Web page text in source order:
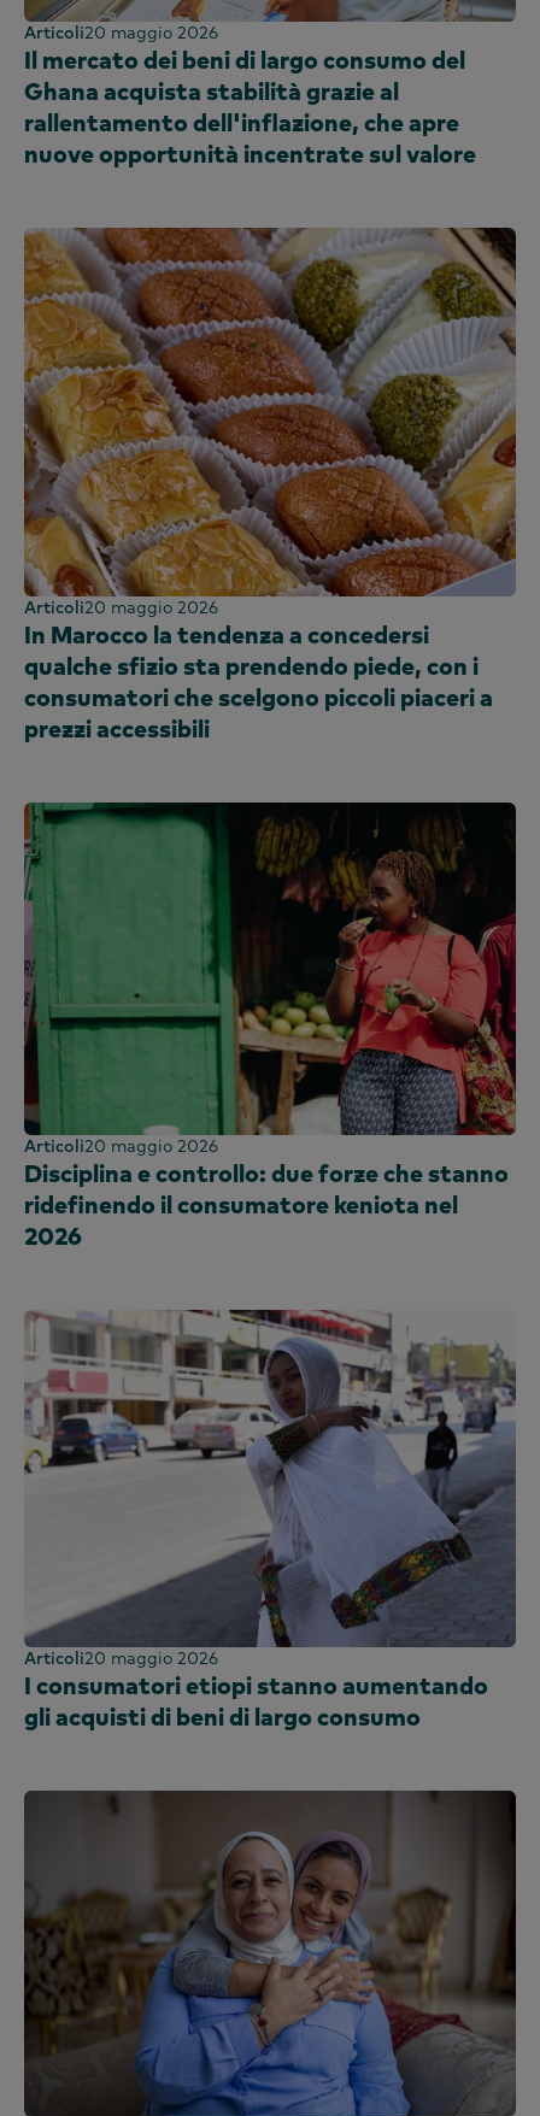
Articoli20 maggio 2026
Il mercato dei beni di largo consumo del
Ghana acquista stabilità grazie al
rallentamento dell'inflazione, che apre
nuove opportunità incentrate sul valore
Articoli20 maggio 2026
In Marocco la tendenza a concedersi
qualche sfizio sta prendendo piede, con i
consumatori che scelgono piccoli piaceri a
prezzi accessibili
Articoli20 maggio 2026
Disciplina e controllo: due forze che stanno
ridefinendo il consumatore keniota nel
2026
Articoli20 maggio 2026
I consumatori etiopi stanno aumentando
gli acquisti di beni di largo consumo